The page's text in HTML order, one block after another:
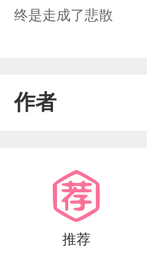
终是走成了悲散
作者
推荐